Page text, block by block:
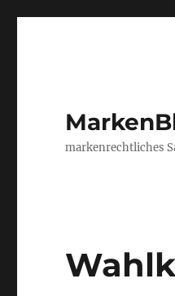
markenrechtliches